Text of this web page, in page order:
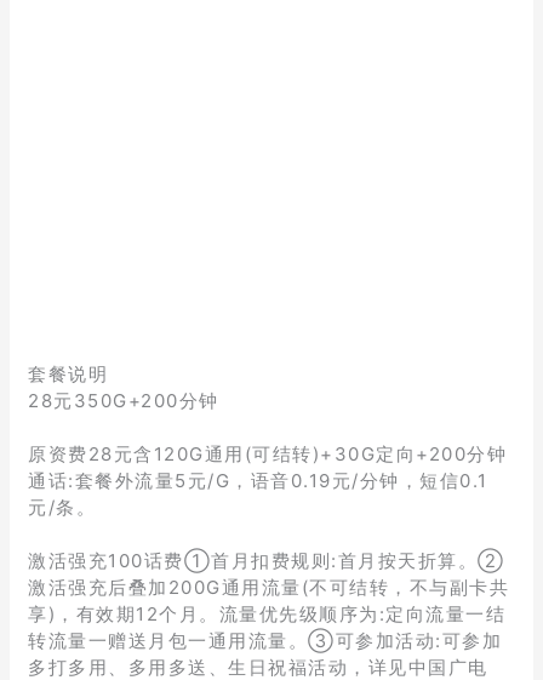
套餐说明
28元350G+200分钟
原资费28元含120G通用(可结转)+30G定向+200分钟
通话:套餐外流量5元/G，语音0.19元/分钟，短信0.1
元/条。
激活强充100话费①首月扣费规则:首月按天折算。②
激活强充后叠加200G通用流量(不可结转，不与副卡共
享)，有效期12个月。流量优先级顺序为:定向流量一结
转流量一赠送月包一通用流量。③可参加活动:可参加
多打多用、多用多送、生日祝福活动，详见中国广电